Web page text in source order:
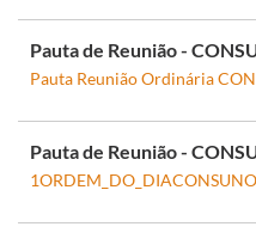
Pauta de Reunião -
Pauta Reunião Ordinária
Pauta de Reunião -